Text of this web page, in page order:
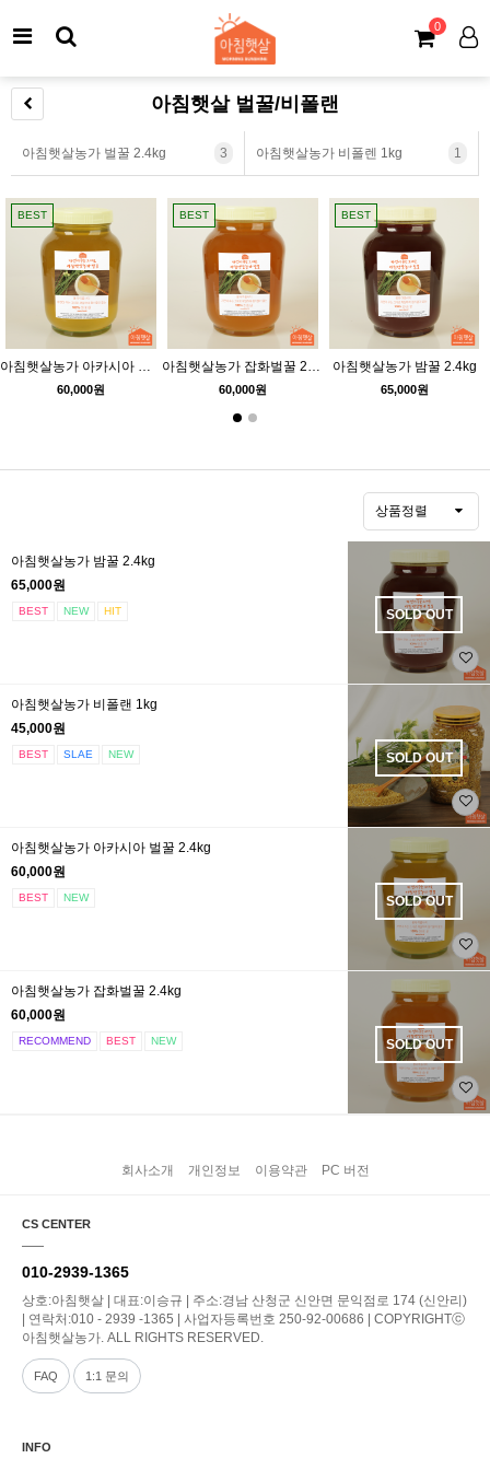
0
아침햇살 벌꿀/비폴랜
아침햇살농가 벌꿀 2.4kg 3 아침햇살농가 비폴렌 1kg 1
BEST
아침햇살농가 아카시아 벌꿀 2.4kg
60,000원
BEST
아침햇살농가 잡화벌꿀 2.4kg
60,000원
BEST
아침햇살농가 밤꿀 2.4kg
65,000원
상품정렬
아침햇살농가 밤꿀 2.4kg
65,000원
BEST NEW HIT SOLD OUT
아침햇살농가 비폴랜 1kg
45,000원
BEST SLAE NEW SOLD OUT
아침햇살농가 아카시아 벌꿀 2.4kg
60,000원
BEST NEW SOLD OUT
아침햇살농가 잡화벌꿀 2.4kg
60,000원
RECOMMEND BEST NEW SOLD OUT
회사소개 개인정보 이용약관 PC 버전
CS CENTER
010-2939-1365
상호:아침햇살 | 대표:이승규 | 주소:경남 산청군 신안면 문익점로 174 (신안리)
| 연락처:010 - 2939 -1365 | 사업자등록번호 250-92-00686 | COPYRIGHTⓒ
아침햇살농가. ALL RIGHTS RESERVED.
FAQ 1:1 문의
INFO